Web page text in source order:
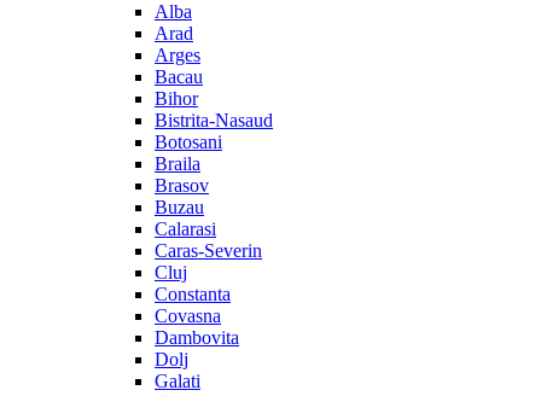
Alba
Arad
Arges
Bacau
Bihor
Bistrita-Nasaud
Botosani
Braila
Brasov
Buzau
Calarasi
Caras-Severin
Cluj
Constanta
Covasna
Dambovita
Dolj
Galati